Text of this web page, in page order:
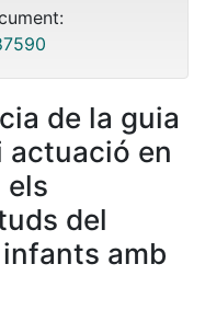
de la guia
actuació en
els
del
amb